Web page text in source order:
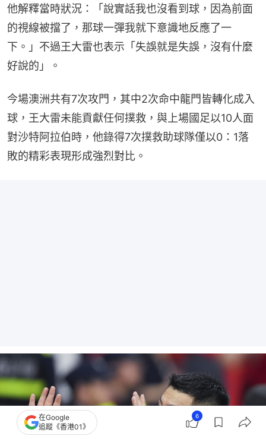
他解釋當時狀況：「說實話我也沒看到球，因為前面
的視線被擋了，那球一彈我就下意識地反應了一
下。」不過王大雷也表示「失誤就是失誤，沒有什麼
好說的」。
今場澳洲共有7次攻門，其中2次命中龍門皆轉化成入
球，王大雷未能貢獻任何撲救，與上場國足以10人面
對沙特阿拉伯時，他錄得7次撲救助球隊僅以0：1落
敗的精彩表現形成強烈對比。
在Google
追蹤《香港01》
6